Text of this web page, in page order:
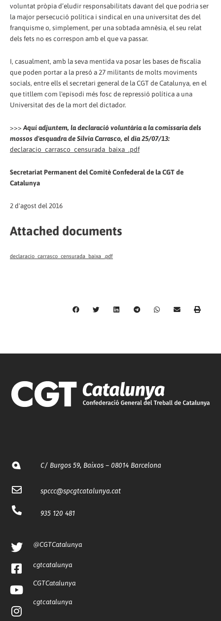
voluntat pròpia d’eludir responsabilitats davant del que podria ser
la major persecució política i sindical en una universitat des del
franquisme o, simplement, per una sobtada amnèsia, el seu relat
dels fets no es correspon amb el que va passar.
I, casualment, amb la seva mentida va posar les bases de fiscalia
que poden portar a la presó a 27 militants de molts moviments
socials, entre ells el secretari general de la CGT de Catalunya, en el
que titllem com l'episodi més fosc de repressió política a una
Universitat des de la mort del dictador.
>>> Aquí adjuntem, la declaració voluntària a la comissaria dels
mossos d'esquadra de Sílvia Carrasco, el dia 25/07/13:
declaracio_carrasco_censurada_baixa_.pdf
Secretariat Permanent del Comitè Confederal de la CGT de
Catalunya
2 d'agost del 2016
Attached documents
declaracio_carrasco_censurada_baixa_.pdf
C/ Burgos 59, Baixos – 08014 Barcelona
spccc@spcgtcatalunya.cat
935 120 481
@CGTCatalunya
cgtcatalunya
CGTCatalunya
cgtcatalunya